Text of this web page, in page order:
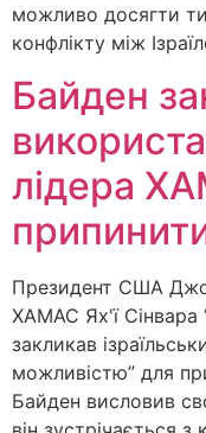
можливо досягти
конфлікту між
Байден
лідера
Президент США Джо
ХАМАС Ях'ї Сінвара
закликав
можливістю” для
Байден висловив